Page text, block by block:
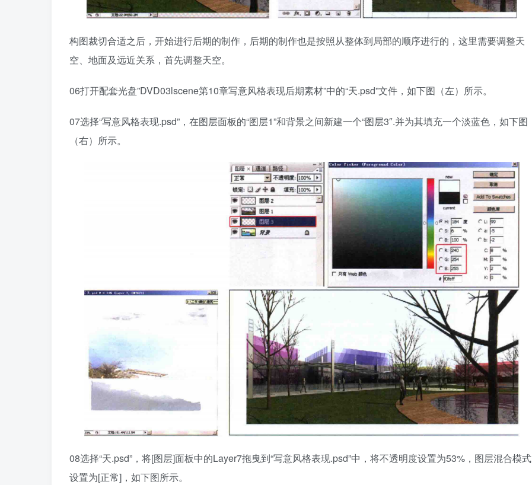
构图裁切合适之后，开始进行后期的制作，后期的制作也是按照从整体到局部的顺序进行的，这里需要调整天
空、地面及远近关系，首先调整天空。
06打开配套光盘”DVD03lscene第10章写意风格表现后期素材”中的“天.psd”文件，如下图（左）所示。
07选择“写意风格表现.psd”，在图层面板的“图层1”和背景之间新建一个“图层3″.并为其填充一个淡蓝色，如下图
（右）所示。
08选择“天.psd”，将[图层]面板中的Layer7拖曳到“写意风格表现.psd”中，将不透明度设置为53%，图层混合模式
设置为[正常]，如下图所示。